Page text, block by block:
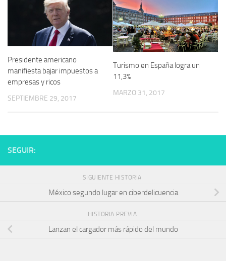
Presidente americano
manifiesta bajar impuestos a
empresas y ricos
SEPTIEMBRE 29, 2017
Turismo en España logra un
11,3%
MARZO 31, 2017
SEGUIR:
SIGUIENTE HISTORIA
México segundo lugar en ciberdelicuencia
HISTORIA PREVIA
Lanzan el cargador más rápido del mundo